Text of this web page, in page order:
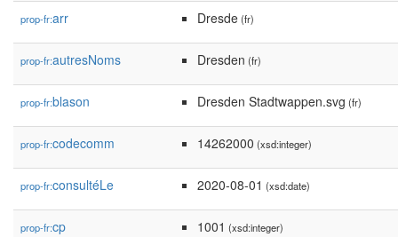
prop-fr:arr Dresde(fr)
prop-fr:autresNoms Dresden (fr)
prop-fr:blason Dresden Stadtwappen.svg (fr)
prop-fr:codecomm 14262000 (xsd:integer)
prop-fr:consultéLe 2020-08-01 (xsd:date)
prop-fr:cp 1001 (xsd:integer)